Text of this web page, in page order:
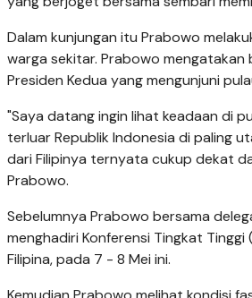
Dalam kunjungan itu Prabowo
warga sekitar. Prabowo mengatakan
Presiden Kedua yang mengunjuni
"Saya datang ingin lihat keadaan di
terluar Republik Indonesia di paling
dari Filipinya ternyata cukup dekat
Prabowo.
Sebelumnya Prabowo bersama
menghadiri Konferensi Tingkat Tinggi
Filipina, pada 7 - 8 Mei ini.